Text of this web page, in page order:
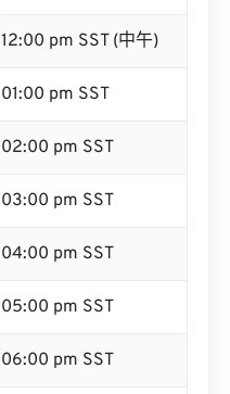
12:00 pm SST (中午)
01:00 pm SST
02:00 pm SST
03:00 pm SST
04:00 pm SST
05:00 pm SST
06:00 pm SST